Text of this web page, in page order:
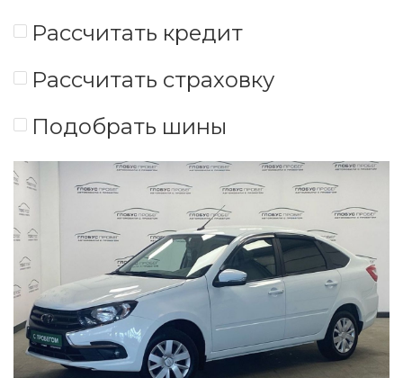
Рассчитать кредит
Рассчитать страховку
Подобрать шины